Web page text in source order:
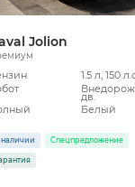
Jolion
1.5 л, 150
дв.
Белый
наличии Спецпредложение